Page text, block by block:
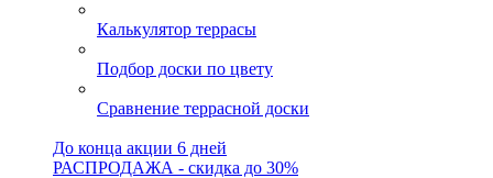
Калькулятор террасы
Подбор доски по цвету
Сравнение террасной доски
До конца акции 6 дней
РАСПРОДАЖА - скидка до 30%